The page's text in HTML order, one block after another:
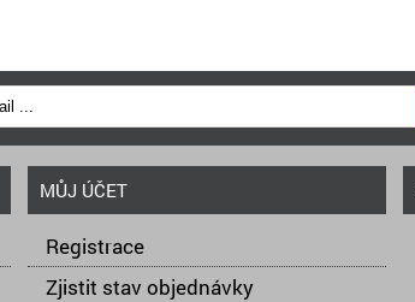
MŮJ ÚČET
Registrace
Zjistit stav objednávky